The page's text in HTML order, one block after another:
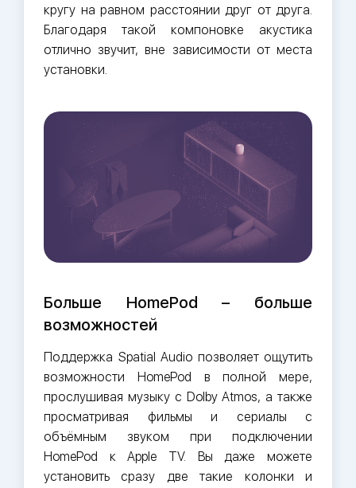
кругу на равном расстоянии друг от друга.
Благодаря такой компоновке акустика
отлично звучит, вне зависимости от места
установки.
Больше HomePod – больше
возможностей
Поддержка Spatial Audio позволяет ощутить
возможности HomePod в полной мере,
прослушивая музыку с Dolby Atmos, а также
просматривая фильмы и сериалы с
объёмным звуком при подключении
HomePod к Apple TV. Вы даже можете
установить сразу две такие колонки и